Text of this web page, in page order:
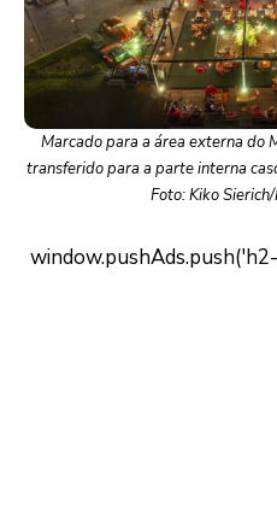
Marcado para a área externa do
transferido para a parte interna
Foto: Kiko